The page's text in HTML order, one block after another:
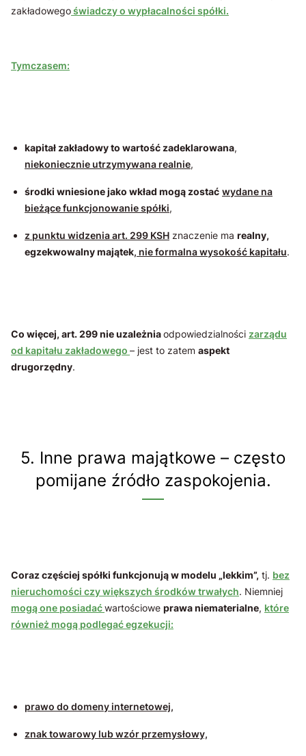
zakładowegoświadczy o wypłacalności spółki.
Tymczasem:
kapitał zakładowy to wartość zadeklarowana,
niekoniecznie utrzymywana realnie,
środki wniesione jako wkład mogą zostać wydane na
bieżące funkcjonowanie spółki,
z punktu widzenia art. 299 KSH znaczenie ma realny,
egzekwowalny majątek, nie formalna wysokość kapitału.
Co więcej, art. 299 nie uzależniaodpowiedzialności zarządu
od kapitału zakładowego – jest to zatem aspekt
drugorzędny.
5. Inne prawa majątkowe – często
pomijane źródło zaspokojenia.
Coraz częściej spółki funkcjonują w modelu „lekkim”, tj. bez
nieruchomości czy większych środków trwałych. Niemniej
mogą one posiadaćwartościowe prawa niematerialne, które
również mogą podlegać egzekucji:
prawo do domeny internetowej,
znak towarowy lub wzór przemysłowy,